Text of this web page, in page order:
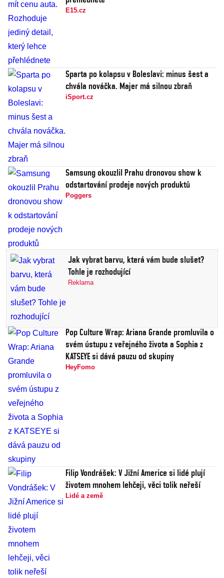
E15.cz
Sparta po kolapsu v Boleslavi: minus šest a
chvála nováčka. Majer má silnou zbraň
iSport.cz
Samsung okouzlil Prahu dronovou show k
odstartování prodeje nových produktů
Poggers
Jak vybrat barvu, která vám bude slušet?
Tohle je rozhodující
Reklama
Pop Culture Wrap: Ariana Grande promluvila o
svém ústupu z veřejného života a Sophia z
KATSEYE si dává pauzu od skupiny
HeyFomo
Filip Vondrášek: V Jižní Americe si lidé plují
životem mnohem lehčeji, věci tolik neřeší
Lidé a země